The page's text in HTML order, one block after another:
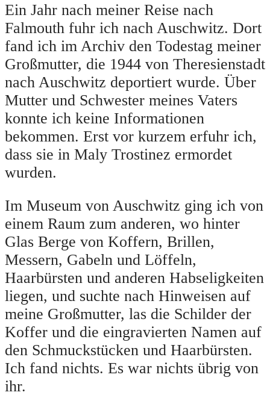
Ein Jahr nach meiner Reise nach
Falmouth fuhr ich nach Auschwitz. Dort
fand ich im Archiv den Todestag meiner
Großmutter, die 1944 von Theresienstadt
nach Auschwitz deportiert wurde. Über
Mutter und Schwester meines Vaters
konnte ich keine Informationen
bekommen. Erst vor kurzem erfuhr ich,
dass sie in Maly Trostinez ermordet
wurden.
Im Museum von Auschwitz ging ich von
einem Raum zum anderen, wo hinter
Glas Berge von Koffern, Brillen,
Messern, Gabeln und Löffeln,
Haarbürsten und anderen Habseligkeiten
liegen, und suchte nach Hinweisen auf
meine Großmutter, las die Schilder der
Koffer und die eingravierten Namen auf
den Schmuckstücken und Haarbürsten.
Ich fand nichts. Es war nichts übrig von
ihr.